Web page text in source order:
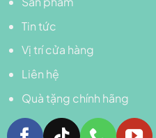
Tin tức
Vị trí cửa hàng
Liên hệ
Quà tặng chính hãng